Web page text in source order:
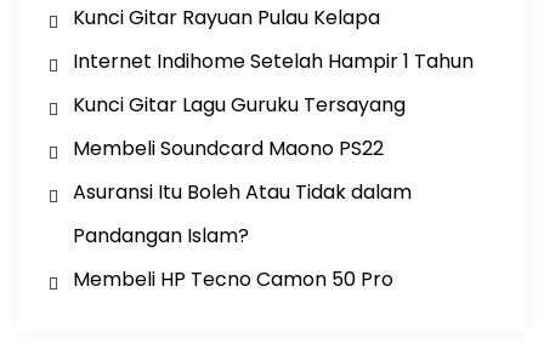
Kunci Gitar Rayuan Pulau Kelapa
Internet Indihome Setelah Hampir 1 Tahun
Kunci Gitar Lagu Guruku Tersayang
Membeli Soundcard Maono PS22
Asuransi Itu Boleh Atau Tidak dalam
Pandangan Islam?
Membeli HP Tecno Camon 50 Pro